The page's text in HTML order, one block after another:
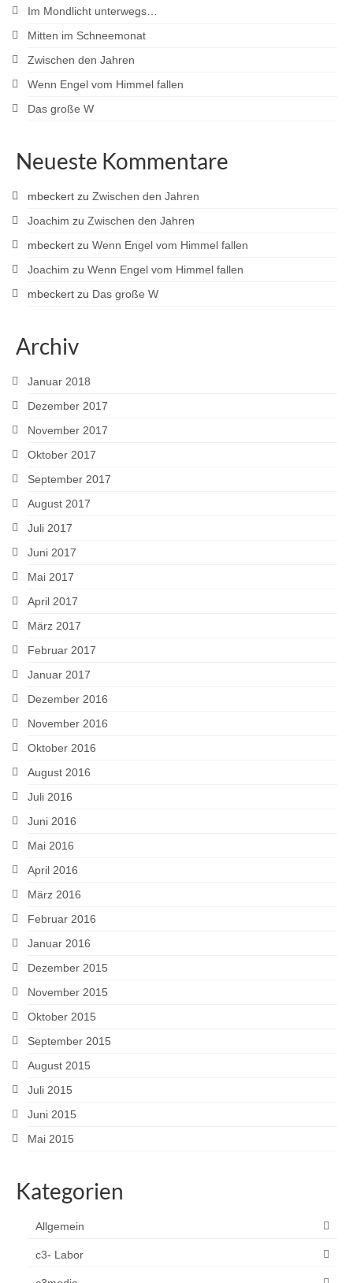
Im Mondlicht unterwegs…
Mitten im Schneemonat
Zwischen den Jahren
Wenn Engel vom Himmel fallen
Das große W
Neueste Kommentare
mbeckert zu Zwischen den Jahren
Joachim zu Zwischen den Jahren
mbeckert zu Wenn Engel vom Himmel fallen
Joachim zu Wenn Engel vom Himmel fallen
mbeckert zu Das große W
Archiv
Januar 2018
Dezember 2017
November 2017
Oktober 2017
September 2017
August 2017
Juli 2017
Juni 2017
Mai 2017
April 2017
März 2017
Februar 2017
Januar 2017
Dezember 2016
November 2016
Oktober 2016
August 2016
Juli 2016
Juni 2016
Mai 2016
April 2016
März 2016
Februar 2016
Januar 2016
Dezember 2015
November 2015
Oktober 2015
September 2015
August 2015
Juli 2015
Juni 2015
Mai 2015
Kategorien
Allgemein
c3- Labor